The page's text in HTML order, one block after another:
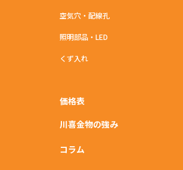
空気穴・配線孔
照明部品・LED
くず入れ
価格表
川喜金物の強み
コラム